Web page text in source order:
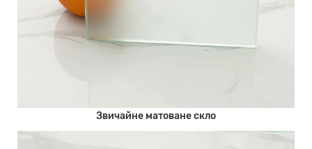
Звичайне матоване скло